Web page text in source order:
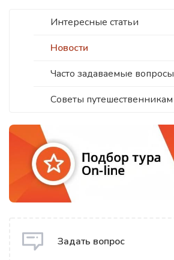
Интересные статьи
Новости
Часто задаваемые вопросы
Советы путешественникам
Задать вопрос